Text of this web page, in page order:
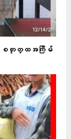
စတုတ္ထအကြိမ်